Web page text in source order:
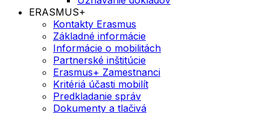
ERASMUS+
Kontakty Erasmus
Základné informácie
Informácie o mobilitách
Partnerské inštitúcie
Erasmus+ Zamestnanci
Kritériá účasti mobilít
Predkladanie správ
Dokumenty a tlačivá